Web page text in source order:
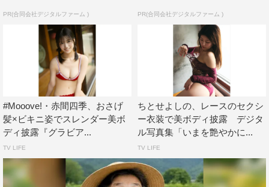
PR(合同会社デジタルファーム ) PR(合同会社デジタルファーム )
#Mooove!・赤間四季、おさげ
髪×ビキニ姿でスレンダー美ボ
ディ披露『グラビア...
TV LIFE
ちとせよしの、レースのセクシ
ー衣装で美ボディ披露 デジタ
ル写真集「いまを艶やかに...
TV LIFE